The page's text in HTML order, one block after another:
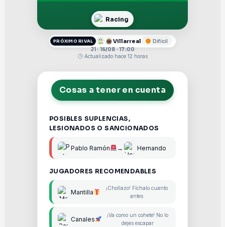
Racing
PRÓXIMO RIVAL Villarreal
Difícil
J1 · 16/08 · 17:00
Actualizado hace 12 horas
Cosas a tener en cuenta
POSIBLES SUPLENCIAS,
LESIONADOS O SANCIONADOS
Pablo Ramón → Hernando
JUGADORES RECOMENDABLES
Mantilla
¡Chollazo! Fíchalo cuanto
antes
Canales
¡Va como un cohete! No lo
dejes escapar